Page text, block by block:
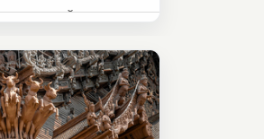
до курорта.